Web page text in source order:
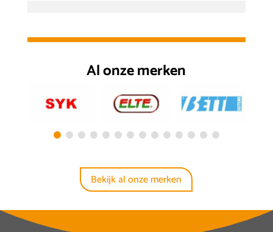
Al onze merken
Bekijk al onze merken